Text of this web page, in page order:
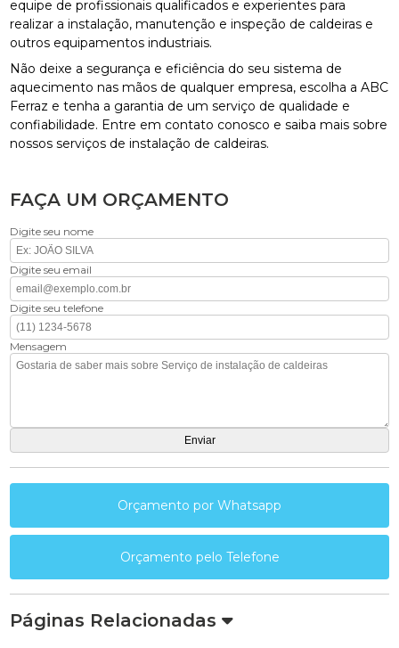
equipe de profissionais qualificados e experientes para
realizar a instalação, manutenção e inspeção de caldeiras e
outros equipamentos industriais.
Não deixe a segurança e eficiência do seu sistema de
aquecimento nas mãos de qualquer empresa, escolha a ABC
Ferraz e tenha a garantia de um serviço de qualidade e
confiabilidade. Entre em contato conosco e saiba mais sobre
nossos serviços de instalação de caldeiras.
FAÇA UM ORÇAMENTO
Digite seu nome
Digite seu email
Digite seu telefone
Mensagem
Orçamento por Whatsapp
Orçamento pelo Telefone
Páginas Relacionadas